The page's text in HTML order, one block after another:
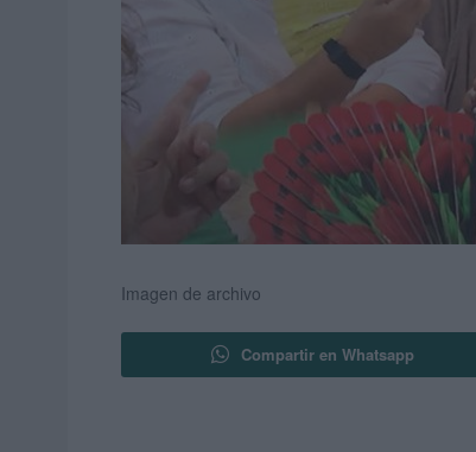
Imagen de archivo
Compartir en Whatsapp